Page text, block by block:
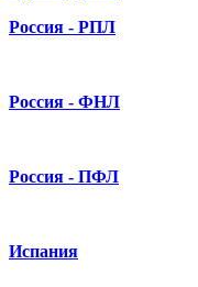
Россия - РПЛ
Россия - ФНЛ
Россия - ПФЛ
Испания